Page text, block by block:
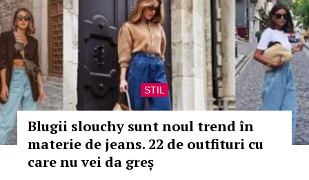
STIL
Blugii slouchy sunt noul trend în
materie de jeans. 22 de outfituri cu
care nu vei da greș